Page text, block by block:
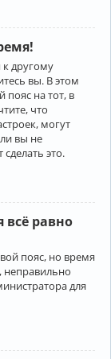
другому
вы. В этом
пояс на тот, в
что
могут
вы не
это.
всё равно
пояс, но время
неправильно
для